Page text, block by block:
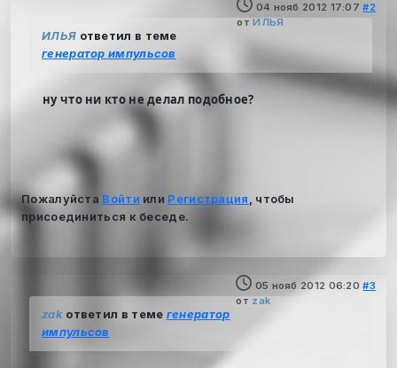
04 нояб 2012 17:07 #2
отИЛЬЯ
ИЛЬЯ ответил в теме
генератор импульсов
ну что ни кто не делал подобное?
Пожалуйста Войти или Регистрация
, чтобы
присоединиться к беседе.
05 нояб 2012 06:20 #3
от zak
zakответил в теме генератор
импульсов